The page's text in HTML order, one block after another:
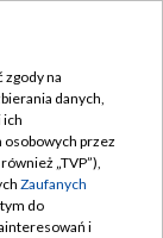
zgody na
danych,
ich
przez
„TVP”),
Zaufanych
do
i